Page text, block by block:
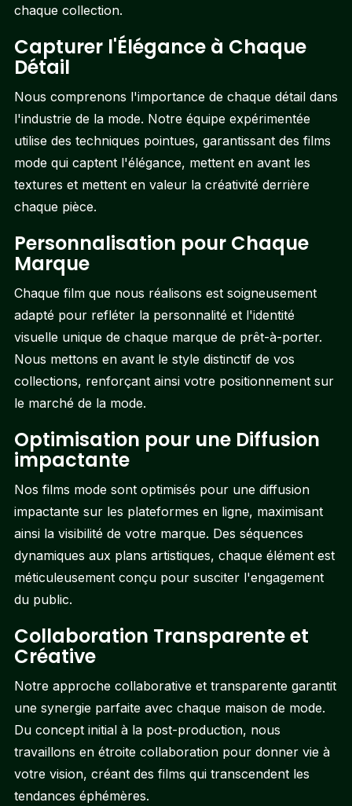
chaque collection.
Capturer l'Élégance à Chaque
Détail
Nous comprenons l'importance de chaque détail dans
l'industrie de la mode. Notre équipe expérimentée
utilise des techniques pointues, garantissant des films
mode qui captent l'élégance, mettent en avant les
textures et mettent en valeur la créativité derrière
chaque pièce.
Personnalisation pour Chaque
Marque
Chaque film que nous réalisons est soigneusement
adapté pour refléter la personnalité et l'identité
visuelle unique de chaque marque de prêt-à-porter.
Nous mettons en avant le style distinctif de vos
collections, renforçant ainsi votre positionnement sur
le marché de la mode.
Optimisation pour une Diffusion
impactante
Nos films mode sont optimisés pour une diffusion
impactante sur les plateformes en ligne, maximisant
ainsi la visibilité de votre marque. Des séquences
dynamiques aux plans artistiques, chaque élément est
méticuleusement conçu pour susciter l'engagement
du public.
Collaboration Transparente et
Créative
Notre approche collaborative et transparente garantit
une synergie parfaite avec chaque maison de mode.
Du concept initial à la post-production, nous
travaillons en étroite collaboration pour donner vie à
votre vision, créant des films qui transcendent les
tendances éphémères.